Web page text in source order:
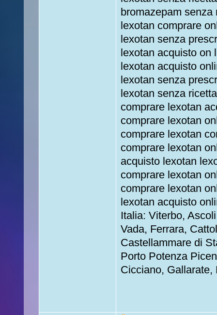
bromazepam
lexotan comprare
lexotan senza
lexotan acquisto on
lexotan acquisto
lexotan senza
lexotan senza
comprare lexotan
comprare lexotan
comprare lexotan
comprare lexotan
acquisto lexotan
comprare lexotan
comprare lexotan
lexotan acquisto
Italia: Viterbo,
Vada, Ferrara,
Castellammare di
Porto Potenza
Cicciano,